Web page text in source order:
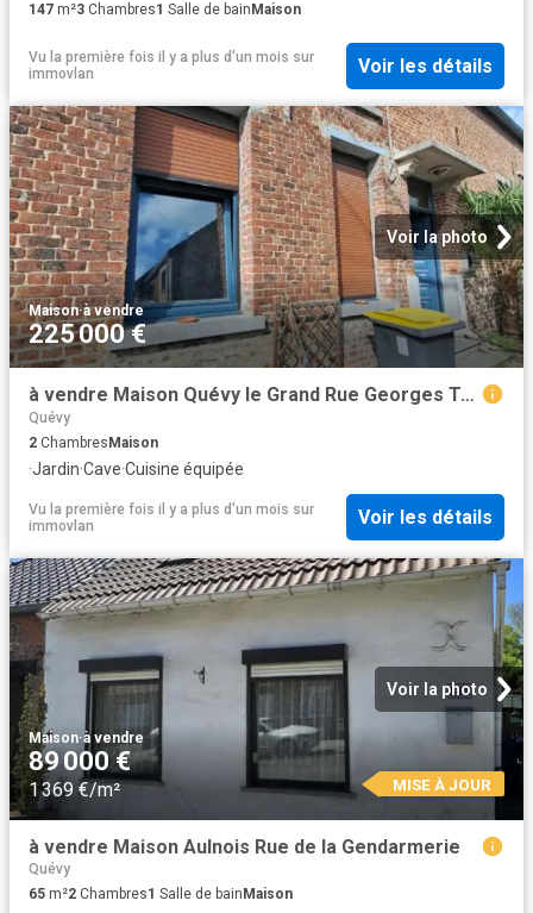
147 m²3 Chambres1 Salle de bain Maison
Vu la première fois il y a plus d'un mois sur
immovlan
Voir les détails
Voir la photo
Maison·à vendre
225 000 €
à vendre Maison Quévy le Grand Rue Georges Tondeur
Quévy
2 ChambresMaison
·Jardin·Cave·Cuisine équipée
Vu la première fois il y a plus d'un mois sur
immovlan
Voir les détails
Voir la photo
Maison·à vendre
89 000 €
1 369 €/m² MISE À JOUR
à vendre Maison Aulnois Rue de la Gendarmerie
Quévy
65 m²2 Chambres1 Salle de bain Maison